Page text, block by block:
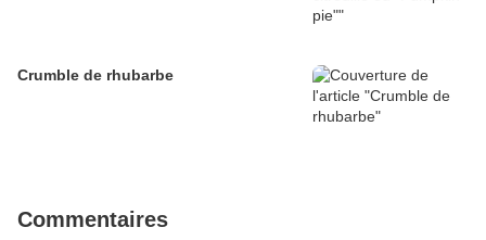
Crumble de rhubarbe
Commentaires